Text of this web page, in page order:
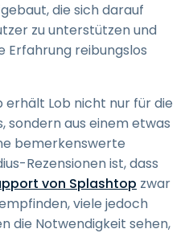
die sich darauf
zu unterstützen und
Erfahrung reibungslos
erhält Lob nicht nur für die
sondern aus einem etwas
bemerkenswerte
Rezensionen ist, dass
von Splashtop zwar
viele jedoch
die Notwendigkeit sehen,